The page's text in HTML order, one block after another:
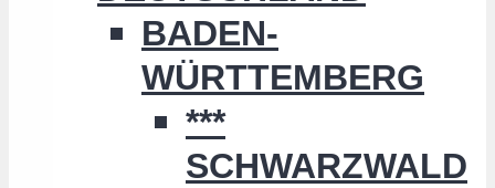
BADEN-
WÜRTTEMBERG
***
SCHWARZWALD